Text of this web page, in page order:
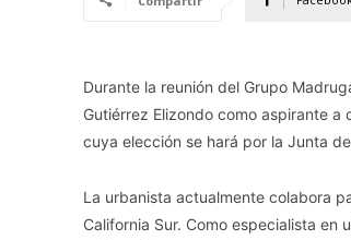
Durante la reunión del Grupo
Gutiérrez Elizondo como aspirante
cuya elección se hará por la Junta
La urbanista actualmente colabora
California Sur. Como especialista